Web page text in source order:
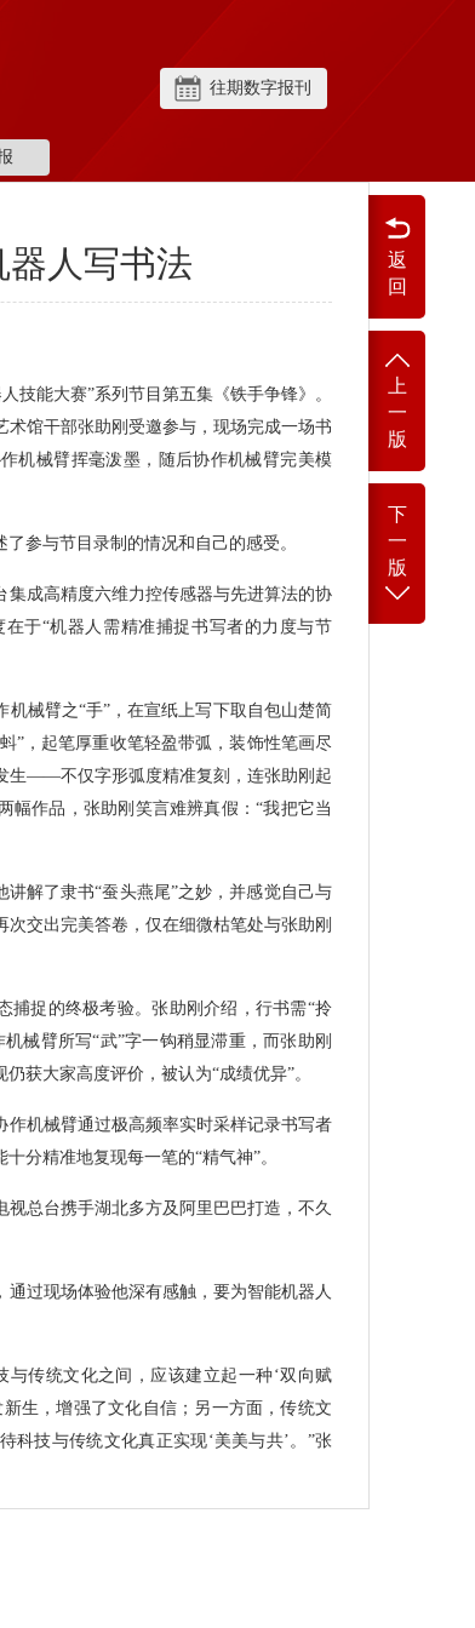
往期数字报刊
返
回
上
一
版
下
一
版
人写书法
技能大赛”系列节目第五集《铁手争锋》。
馆干部张助刚受邀参与，现场完成一场书
机械臂挥毫泼墨，随后协作机械臂完美模
参与节目录制的情况和自己的感受。
成高精度六维力控传感器与先进算法的协
于“机器人需精准捕捉书写者的力度与节
械臂之“手”，在宣纸上写下取自包山楚简
”，起笔厚重收笔轻盈带弧，装饰性笔画尽
生——不仅字形弧度精准复刻，连张助刚起
幅作品，张助刚笑言难辨真假：“我把它当
解了隶书“蚕头燕尾”之妙，并感觉自己与
交出完美答卷，仅在细微枯笔处与张助刚
捕捉的终极考验。张助刚介绍，行书需“拎
械臂所写“武”字一钩稍显滞重，而张助刚
获大家高度评价，被认为“成绩优异”。
机械臂通过极高频率实时采样记录书写者
分精准地复现每一笔的“精气神”。
视总台携手湖北多方及阿里巴巴打造，不久
过现场体验他深有感触，要为智能机器人
传统文化之间，应该建立起一种‘双向赋
生，增强了文化自信；另一方面，传统文
科技与传统文化真正实现‘美美与共’。”张